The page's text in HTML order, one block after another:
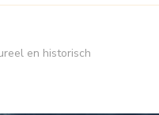
en historisch